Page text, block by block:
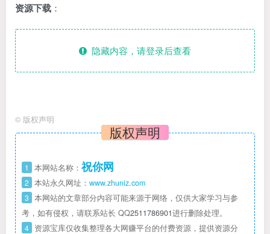
资源下载 ：
隐藏内容，请登录后查看
© 版权声明
版权声明
1 本网站名称： 祝你网
2 本站永久网址： www.zhuniz.com
3 本网站的文章部分内容可能来源于网络，仅供大家学习与参
考，如有侵权，请联系站长 QQ2511786901进行删除处理。
4 资源宝库仅收集整理各大网赚平台的付费资源，提供资源分